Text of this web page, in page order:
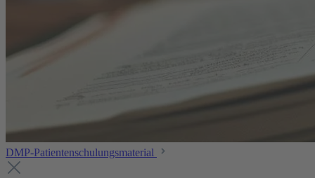
DMP-Patientenschulungsmaterial